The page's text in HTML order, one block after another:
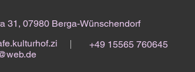
31, 07980 Berga-Wünschendorf
+49 15565 760645